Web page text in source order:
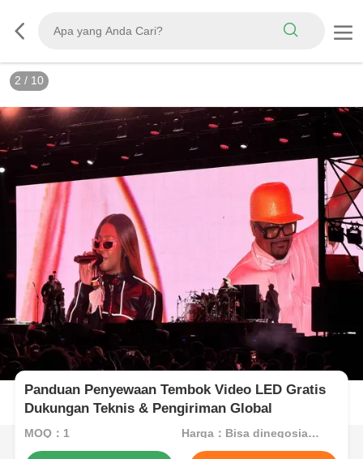
3 / 10
Panduan Penyewaan Tembok Video LED Gratis
Dukungan Teknis & Pengiriman Global
MOQ：1 Harga：Bisa dinegosiasikan